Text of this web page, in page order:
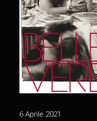
6 Aprile 2021